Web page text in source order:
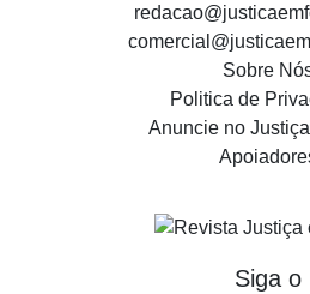
Sobre
Politica de
Anuncie no
Siga o